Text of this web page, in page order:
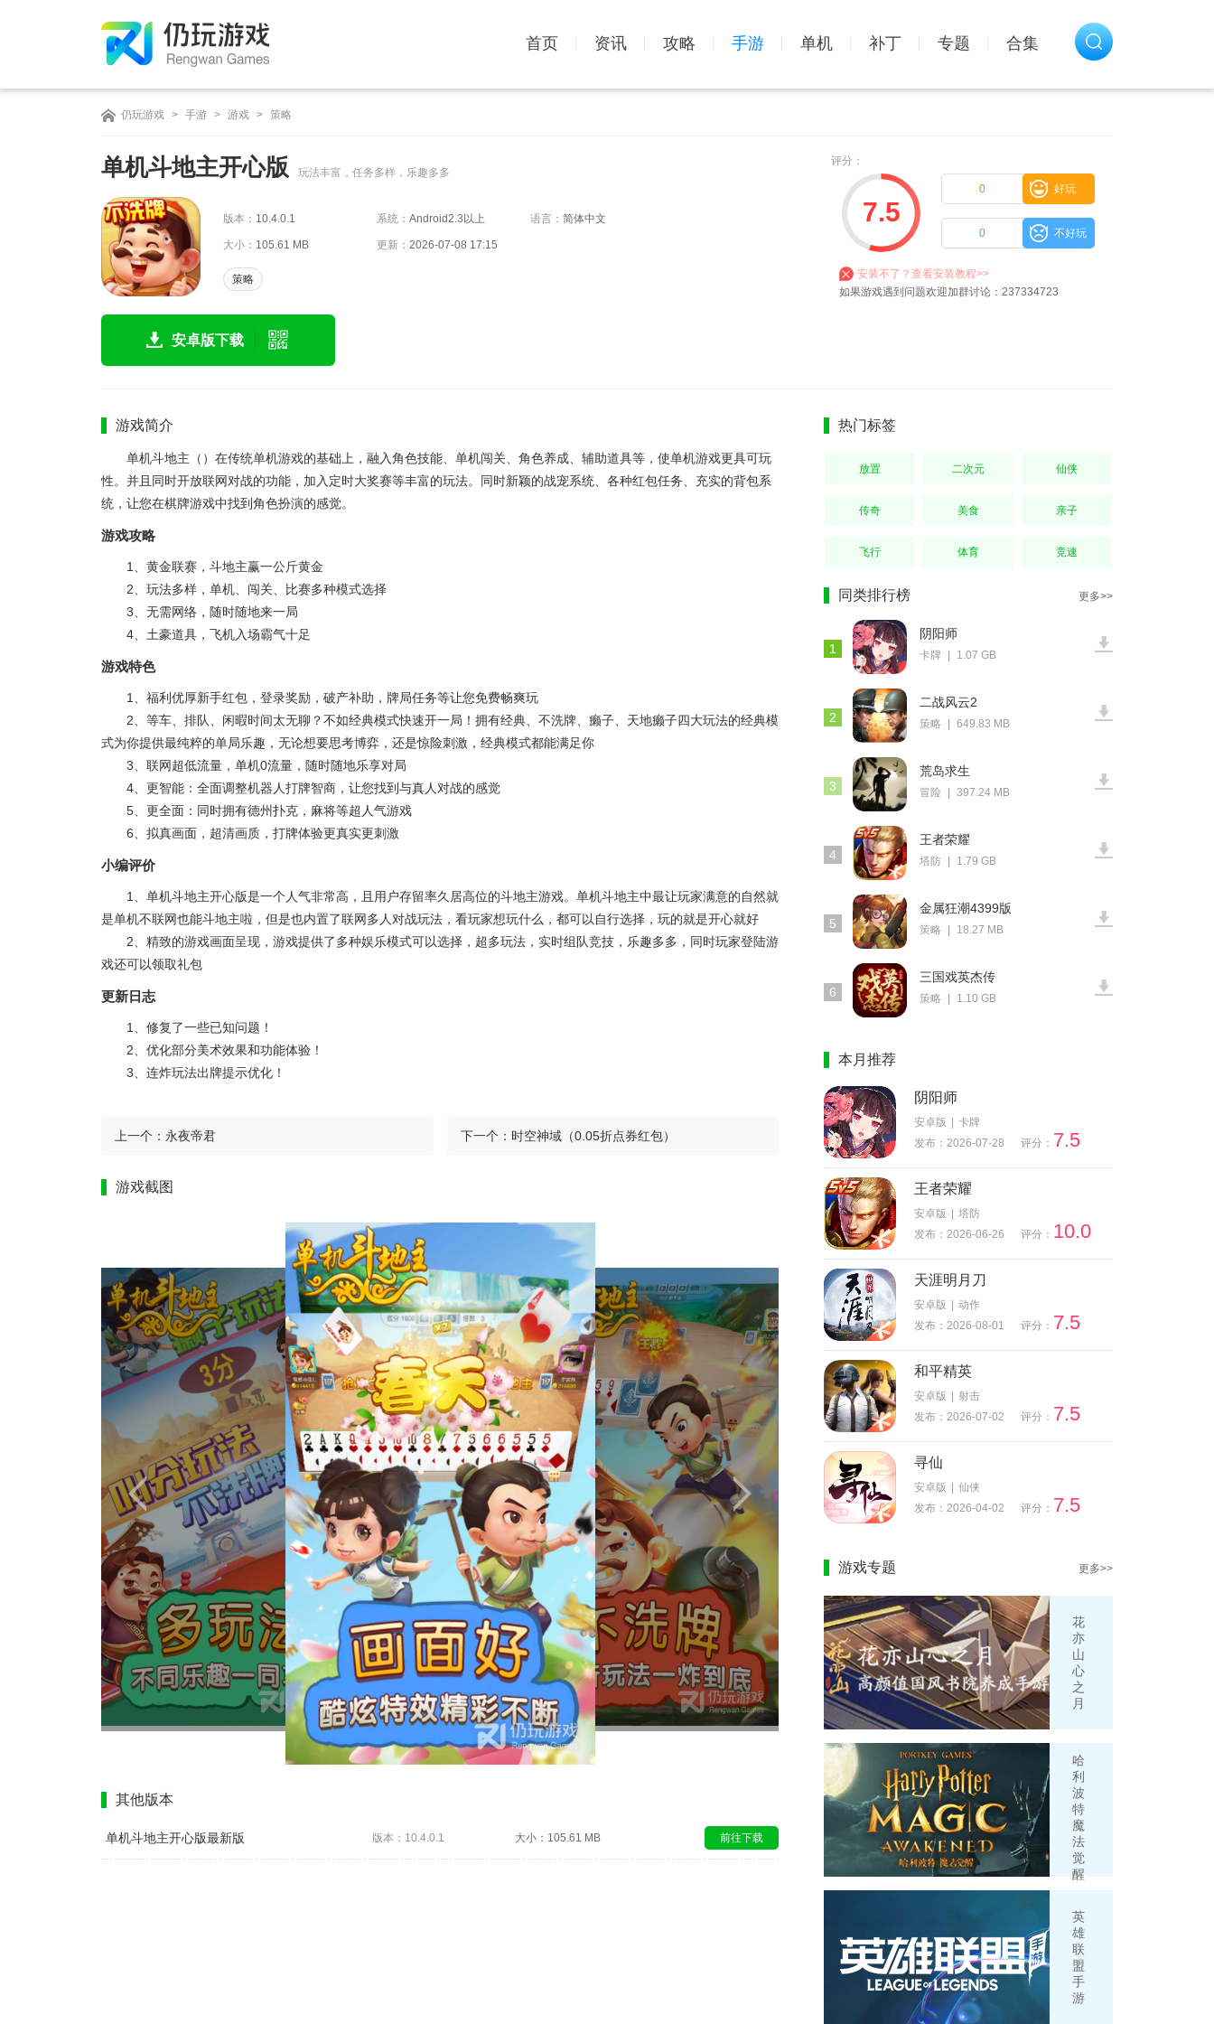
首页 资讯 攻略 手游 单机 补丁 专题 合集
仍玩游戏 > 手游 > 游戏 > 策略
评分：
7.5
好玩
0
不好玩
0
单机斗地主开心版 玩法丰富，任务多样，乐趣多多
版本： 10.4.0.1 系统： Android2.3以上 语言： 简体中文
大小： 105.61 MB 更新： 2026-07-08 17:15
策略
安卓版下载
安装不了？查看安装教程>>
如果游戏遇到问题欢迎加群讨论：237334723
游戏简介
单机斗地主（）在传统单机游戏的基础上，融入角色技能、单机闯关、角色养成、辅助道具等，使单机游戏更具可玩
性。并且同时开放联网对战的功能，加入定时大奖赛等丰富的玩法。同时新颖的战宠系统、各种红包任务、充实的背包系
统，让您在棋牌游戏中找到角色扮演的感觉。
游戏攻略
1、黄金联赛，斗地主赢一公斤黄金
2、玩法多样，单机、闯关、比赛多种模式选择
3、无需网络，随时随地来一局
4、土豪道具，飞机入场霸气十足
游戏特色
1、福利优厚新手红包，登录奖励，破产补助，牌局任务等让您免费畅爽玩
2、等车、排队、闲暇时间太无聊？不如经典模式快速开一局！拥有经典、不洗牌、癞子、天地癞子四大玩法的经典模
式为你提供最纯粹的单局乐趣，无论想要思考博弈，还是惊险刺激，经典模式都能满足你
3、联网超低流量，单机0流量，随时随地乐享对局
4、更智能：全面调整机器人打牌智商，让您找到与真人对战的感觉
5、更全面：同时拥有德州扑克，麻将等超人气游戏
6、拟真画面，超清画质，打牌体验更真实更刺激
小编评价
1、单机斗地主开心版是一个人气非常高，且用户存留率久居高位的斗地主游戏。单机斗地主中最让玩家满意的自然就
是单机不联网也能斗地主啦，但是也内置了联网多人对战玩法，看玩家想玩什么，都可以自行选择，玩的就是开心就好
2、精致的游戏画面呈现，游戏提供了多种娱乐模式可以选择，超多玩法，实时组队竞技，乐趣多多，同时玩家登陆游
戏还可以领取礼包
更新日志
1、修复了一些已知问题！
2、优化部分美术效果和功能体验！
3、连炸玩法出牌提示优化！
上一个： 永夜帝君 下一个： 时空神域（0.05折点券红包）
游戏截图
其他版本
单机斗地主开心版最新版 版本：10.4.0.1 大小：105.61 MB 前往下载
热门标签
放置 二次元 仙侠
传奇 美食 亲子
飞行 体育 竞速
同类排行榜 更多>>
1
阴阳师
卡牌 1.07 GB
2
二战风云2
策略 649.83 MB
3
荒岛求生
冒险 397.24 MB
4
王者荣耀
塔防 1.79 GB
5
金属狂潮4399版
策略 18.27 MB
6
三国戏英杰传
策略 1.10 GB
本月推荐
阴阳师
安卓版
卡牌
发布：2026-07-28
评分： 7.5
王者荣耀
安卓版
塔防
发布：2026-06-26
评分： 10.0
天涯明月刀
安卓版
动作
发布：2026-08-01
评分： 7.5
和平精英
安卓版
射击
发布：2026-07-02
评分： 7.5
寻仙
安卓版
仙侠
发布：2026-04-02
评分： 7.5
游戏专题 更多>>
花
亦
山
心
之
月
哈
利
波
特
魔
法
觉
醒
英
雄
联
盟
手
游